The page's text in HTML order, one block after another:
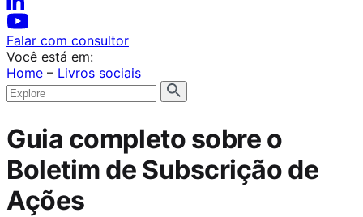
Falar com consultor
Você está em:
Home – Livros sociais
Guia completo sobre o
Boletim de Subscrição de
Ações